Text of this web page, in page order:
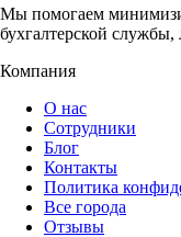
Мы помогаем
бухгалтерской
Компания
О нас
Сотрудники
Блог
Контакты
Политика
Все города
Отзывы